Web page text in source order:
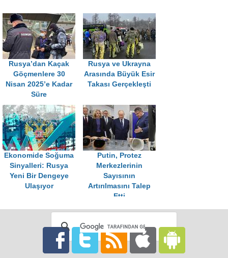
Rusya’dan Kaçak
Göçmenlere 30
Nisan 2025’e Kadar
Süre
Rusya ve Ukrayna
Arasında Büyük Esir
Takası Gerçekleşti
Ekonomide Soğuma
Sinyalleri: Rusya
Yeni Bir Dengeye
Ulaşıyor
Putin, Protez
Merkezlerinin
Sayısının
Artırılmasını Talep
Etti